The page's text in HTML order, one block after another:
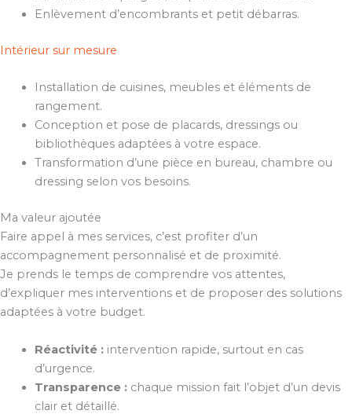
Enlèvement d’encombrants et petit débarras.
Intérieur sur mesure
Installation de cuisines, meubles et éléments de
rangement.
Conception et pose de placards, dressings ou
bibliothèques adaptées à votre espace.
Transformation d’une pièce en bureau, chambre ou
dressing selon vos besoins.
Ma valeur ajoutée
Faire appel à mes services, c’est profiter d’un
accompagnement personnalisé et de proximité.
Je prends le temps de comprendre vos attentes,
d’expliquer mes interventions et de proposer des solutions
adaptées à votre budget.
Réactivité :intervention rapide, surtout en cas
d’urgence.
Transparence :chaque mission fait l’objet d’un devis
clair et détaillé.